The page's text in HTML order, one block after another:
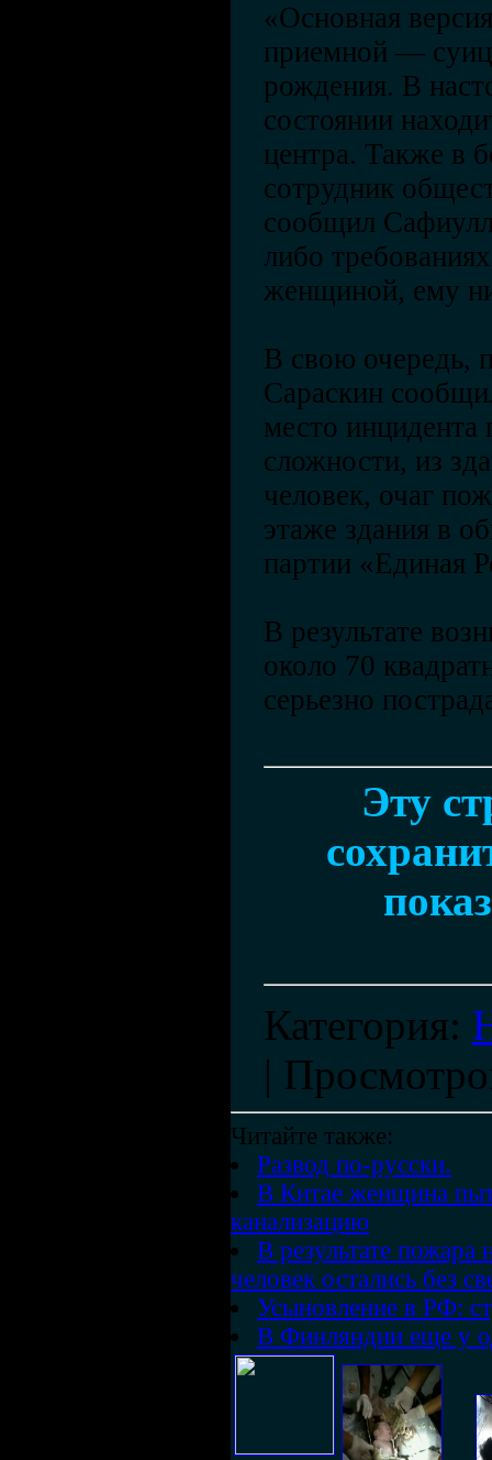
«Основная
приемной —
рождения. В
состоянии
центра. Также в
сотрудник
сообщил
либо
женщиной, ему
В свою очередь,
Сараскин
место
сложности, из
человек, очаг
этаже здания в
партии «Единая
В результате
около 70
серьезно
Эту
Категория:
|
Читайте также:
Развод по-русски.
В Китае женщина
канализацию
В результате
человек остались без
Усыновление в РФ:
В Финляндии еще у